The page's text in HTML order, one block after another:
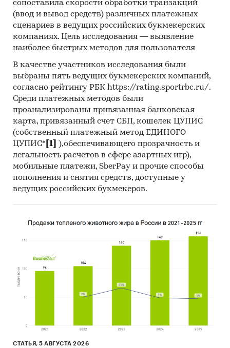
HOPS LLC, SHANGHAI MEDICINES AND HEALTH
PRODUCTS IMPORT & EXPORT CO., LTD, EVD S.A.S.
- EXTRAITS VEGETAUX ET DERIVES, UMALAXMI
ORGANICS (PVT) LTD, YAKIMA CHIEF HOPUNION
S.A., EUROPEAN REFRESHMENTS, REBERMO
INTERSERVICE UND HANDEL GMBH, HVG
HOPFENVERWERTUNGSGENOSSENSCHAFT E.G.,
SYMRISE AG, NINGBO HERBAL-FEAST BIO-TECH
CO., LTD, INTER-HARZ GMBH, ORGANIC HERB INC,
TROUW NUTRITION NEDERLAND B.V., FLORA CO.,
LTD, VIDYA HERBS (PVT) LTD, UNITED PHARMA
INDUSTRIES CO., LTD, CRODAROM S.A.S.,
BIOINFINITY UNIPESSOAL LDA (ZFM), MONSTER
ENERGY LTD, LARCHFIELD LTD, SHAANXI JIAHE
PHYTOCHEM CO., LTD, OYEX HANDELS GMBH,
FIRMENICH S.A., HANGZHOU GREENSKY
В разделе `Экспорт` рассмотрены российские
экспортеры:
ОАО `ДАЛЬХИМФАРМ`, ЗАО `ЭВАЛАР`, ООО
`ВИСТЕРРА`, ООО `ОРГАНИК
ФАРМАСЬЮТИКАЛЗ`, ООО `КРОНА ГРУПП`, ООО
`РУСИМПОРТ`, ООО `ОЛЛТЕК`, ООО `ЮНИЛЕВЕР
`КОМПАНИЯ `ЗОЛОТОЙ ФЕНИКС`, ООО `САН
РАЙЗ`, ООО `ПРИБОЙ`, ООО `ЭЙВОН БЬЮТИ
сопоставила скорости обработки транзакций
(ввод и вывод средств) различных платежных
сценариев в ведущих российских букмекерских
компаниях. Цель исследования — выявление
наиболее быстрых методов для пользователя
В качестве участников исследования были
выбраны пять ведущих букмекерских компаний,
согласно рейтингу РБК https://rating.sportrbc.ru/.
Среди платежных методов были
проанализированы привязанная банковская
карта, привязанный счет СБП, кошелек ЦУПИС
(собственный платежный метод ЕДИНОГО
ЦУПИС* [1]
),обеспечивающего прозрачность и
легальность расчетов в сфере азартных игр),
мобильные платежи, SberPay и прочие способы
пополнения и снятия средств, доступные у
ведущих российских букмекеров.
СТАТЬЯ, 5 АВГУСТА 2026